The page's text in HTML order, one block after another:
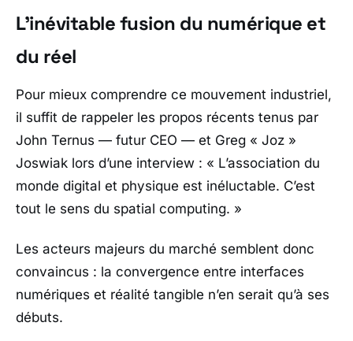
L’inévitable fusion du numérique et
du réel
Pour mieux comprendre ce mouvement industriel,
il suffit de rappeler les propos récents tenus par
John Ternus — futur CEO — et Greg « Joz »
Joswiak lors d’une interview : « L’association du
monde digital et physique est inéluctable. C’est
tout le sens du spatial computing. »
Les acteurs majeurs du marché semblent donc
convaincus : la convergence entre interfaces
numériques et réalité tangible n’en serait qu’à ses
débuts.